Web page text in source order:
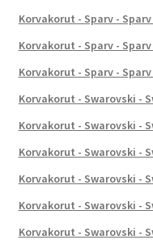
Korvakorut - Sparv - Sparv
Korvakorut - Sparv -
Korvakorut - Sparv -
Korvakorut - Swarovski -
Korvakorut - Swarovski -
Korvakorut - Swarovski -
Korvakorut - Swarovski -
Korvakorut - Swarovski -
Korvakorut - Swarovski -